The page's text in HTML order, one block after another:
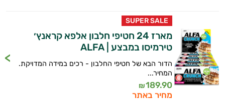
SUPER SALE
מארז 24 חטיפי חלבון אלפא קראנץ׳
טירמיסו במבצע | ALFA
הדור הבא של חטיפי החלבון - רכים במידה המדויקת.
המחיר...
189.90
₪
מחיר באתר
אני כאן כדי לעזור לך להתאים את תוספי
התזונה ומוצרי הבריאות המדויקים למטרות
ולמצב הגופני שלך, ולהסביר לך אילו רכיבים
עובדים יחד כדי למקסם תוצאות גם בחיי היום
יום וגם בתחום הכושר והספורט.
המטרה שלי היא להתאים עבורך המלצות